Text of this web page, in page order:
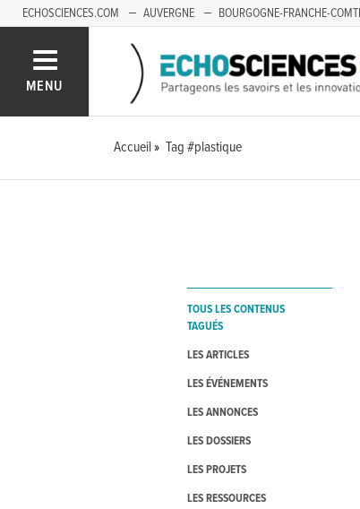
ECHOSCIENCES.COM AUVERGNE BOURGOGNE-FRANCHE-
MENU
Accueil Tag #plastique
TOUS LES CONTENUS
TAGUÉS
LES ARTICLES
LES ÉVÉNEMENTS
LES ANNONCES
LES DOSSIERS
LES PROJETS
LES RESSOURCES